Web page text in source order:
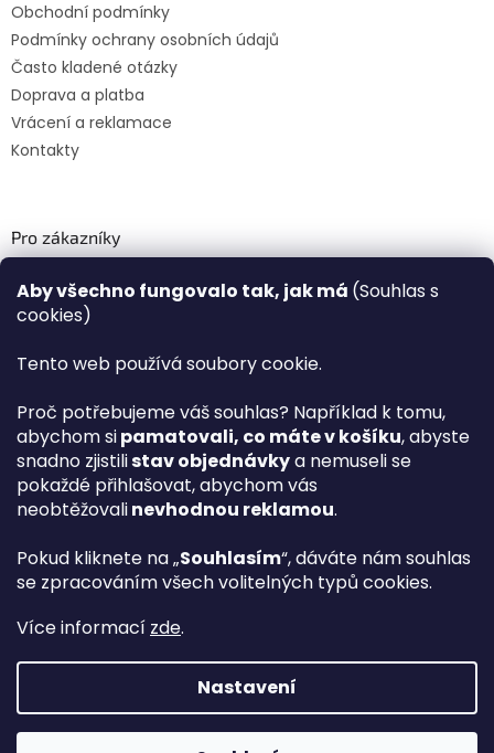
Aby všechno fungovalo tak, jak má (Souhlas s
cookies)
Tento web používá soubory cookie.
Proč potřebujeme váš souhlas? Například k tomu,
abychom sipamatovali, co máte v košíku, abyste
snadno zjistilistav objednávkya nemuseli se
pokaždé přihlašovat, abychom vás
neobtěžovalinevhodnou reklamou.
Pokud kliknete na „Souhlasím“, dáváte nám souhlas
se zpracováním všech volitelných typů cookies.
Více informací zde.
Nastavení
Obchodní podmínky
Podmínky ochrany osobních údajů
Často kladené otázky
Doprava a platba
Vrácení a reklamace
Kontakty
Pro zákazníky
Recenze ✅
Věrnostní program PLAZA Bonus™
Plaza.cz slevové kódy a kupóny
Registrace
Přihlášení
PLAZA B2B™ VELKOOBCHOD
Vyhledávač návodů
hp
Vytvořil Shoptet Premium